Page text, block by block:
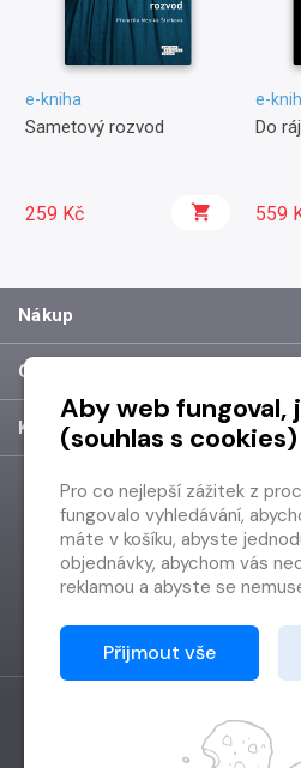
e-kniha
Sametový rozvod
259 Kč
e-
Do
559
Nákup
O společnosti
Kontakt
Vytvořilo Grand
Aby web fungoval,
(souhlas s cookies)
Pro co nejlepší zážitek z
fungovalo vyhledávání,
máte v košíku, abyste
objednávky, abychom vás
reklamou a abyste se
Proto od vás potřebujeme
zpracováním souborů cookies
Děkujeme, že nám ho dáte
Přijmout vše